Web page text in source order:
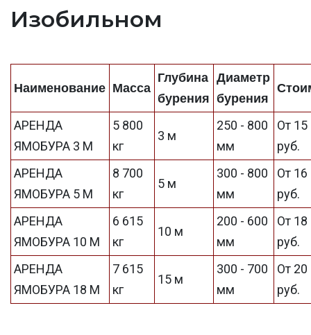
Изобильном
Наименование Масса
Глубина
бурения
Диаметр
бурения
АРЕНДА
ЯМОБУРА 3 М
5 800
кг
3 м
250 - 800
мм
От 15
руб.
АРЕНДА
ЯМОБУРА 5 М
8 700
кг
5 м
300 - 800
мм
От 16
руб.
АРЕНДА
ЯМОБУРА 10 М
6 615
кг
10 м
200 - 600
мм
От 18
руб.
АРЕНДА
ЯМОБУРА 18 М
7 615
кг
15 м
300 - 700
мм
От 20
руб.